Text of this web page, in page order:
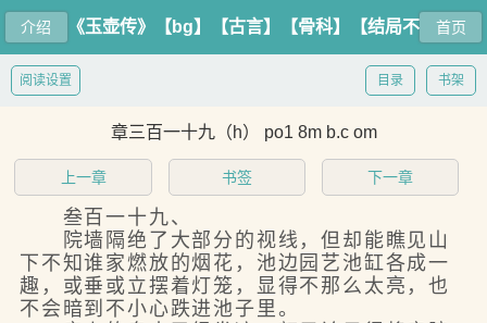
介绍 首页
《玉壶传》【bg】【古言】【骨科】【结局不
书架
目录
阅读设置
章三百一十九（h） po1 8m b.c om
上一章 书签 下一章
叁百一十九、
院墙隔绝了大部分的视线，但却能瞧见山
下不知谁家燃放的烟花，池边园艺池缸各成一
趣，或垂或立摆着灯笼，显得不那么太亮，也
不会暗到不小心跌进池子里。